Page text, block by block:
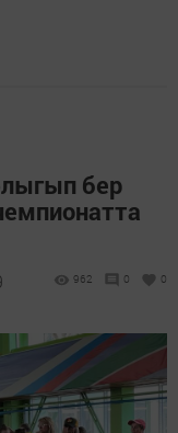
бер
962 0 0